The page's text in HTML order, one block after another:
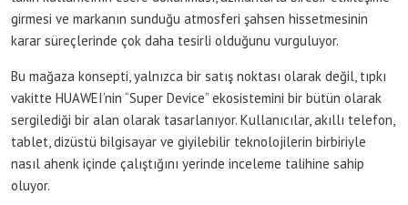
girmesi ve markanın sunduğu atmosferi şahsen hissetmesinin
karar süreçlerinde çok daha tesirli olduğunu vurguluyor.
Bu mağaza konsepti, yalnızca bir satış noktası olarak değil, tıpkı
vakitte HUAWEI’nin “Super Device” ekosistemini bir bütün olarak
sergilediği bir alan olarak tasarlanıyor. Kullanıcılar, akıllı telefon,
tablet, dizüstü bilgisayar ve giyilebilir teknolojilerin birbiriyle
nasıl ahenk içinde çalıştığını yerinde inceleme talihine sahip
oluyor.